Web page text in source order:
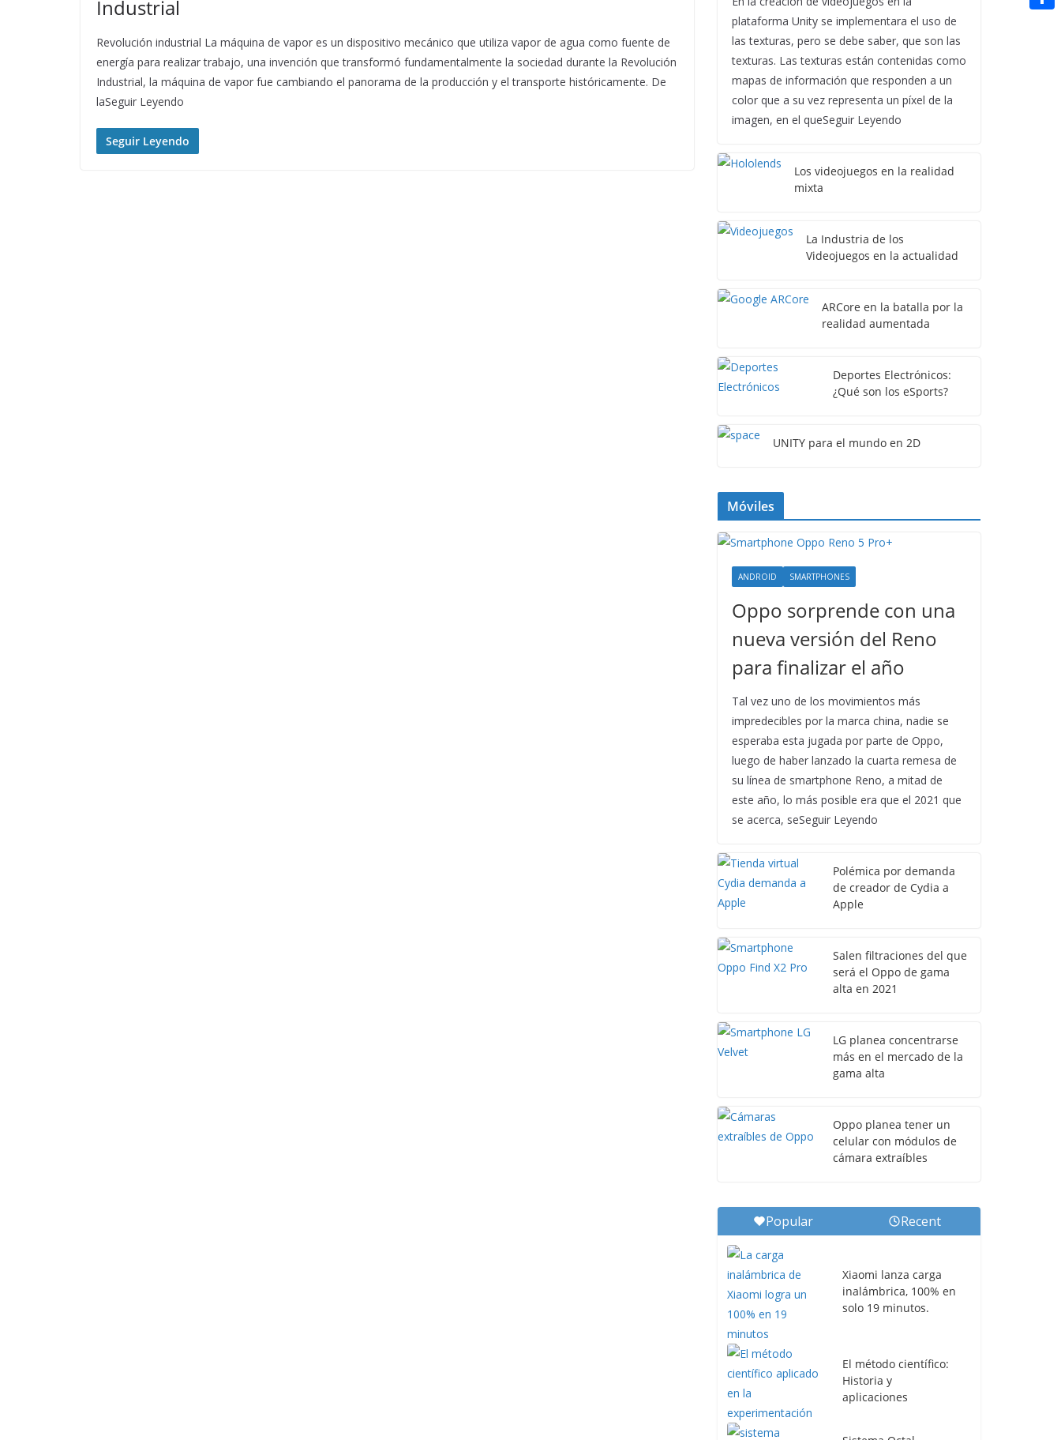
Industrial
Revolución industrial La máquina de vapor es un dispositivo mecánico que utiliza vapor de agua como fuente de
energía para realizar trabajo, una invención que transformó fundamentalmente la sociedad durante la Revolución
Industrial, la máquina de vapor fue cambiando el panorama de la producción y el transporte históricamente. De
laSeguir Leyendo
Seguir Leyendo
plataforma Unity se implementara el uso de
las texturas, pero se debe saber, que son las
texturas. Las texturas están contenidas como
mapas de información que responden a un
color que a su vez representa un píxel de la
imagen, en el queSeguir Leyendo
Los videojuegos en la realidad
mixta
La Industria de los
Videojuegos en la actualidad
ARCore en la batalla por la
realidad aumentada
Deportes Electrónicos:
¿Qué son los eSports?
UNITY para el mundo en 2D
Móviles
ANDROID SMARTPHONES
Oppo sorprende con una
nueva versión del Reno
para finalizar el año
Tal vez uno de los movimientos más
impredecibles por la marca china, nadie se
esperaba esta jugada por parte de Oppo,
luego de haber lanzado la cuarta remesa de
su línea de smartphone Reno, a mitad de
este año, lo más posible era que el 2021 que
se acerca, seSeguir Leyendo
Polémica por demanda
de creador de Cydia a
Apple
Salen filtraciones del que
será el Oppo de gama
alta en 2021
LG planea concentrarse
más en el mercado de la
gama alta
Oppo planea tener un
celular con módulos de
cámara extraíbles
Popular Recent
Xiaomi lanza carga
inalámbrica, 100% en
solo 19 minutos.
El método científico:
Historia y
aplicaciones
n
a